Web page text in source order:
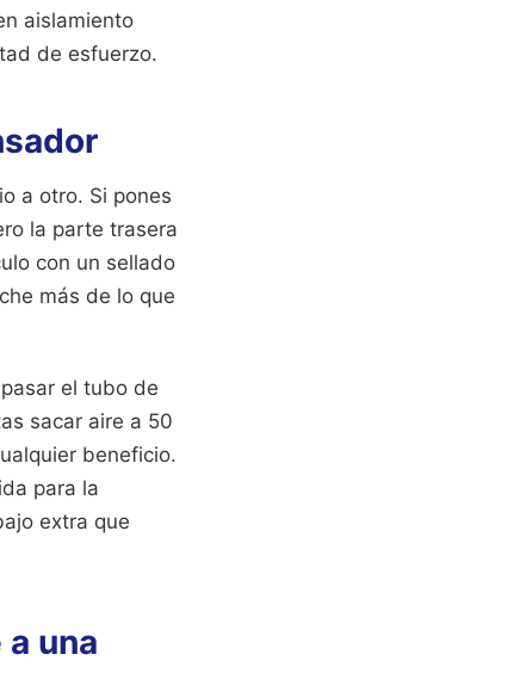
aislamiento
de esfuerzo.
a otro. Si pones
la parte trasera
con un sellado
más de lo que
el tubo de
sacar aire a 50
beneficio.
para la
extra que
una